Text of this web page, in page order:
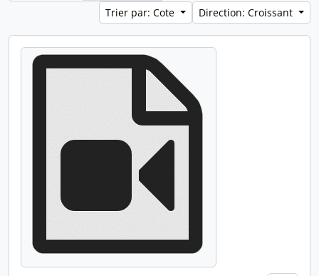
Trier par: Cote
Direction: Croissant